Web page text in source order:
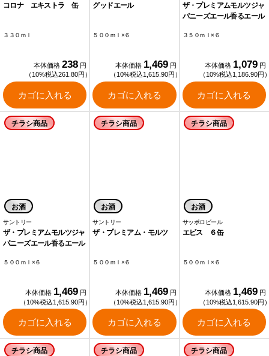
コロナ エキストラ 缶
３３０ｍｌ
本体価格 238 円
（10%税込261.80円）
カゴに入れる
グッドエール
５００ｍｌ×６
本体価格 1,469 円
（10%税込1,615.90円）
カゴに入れる
ザ・プレミアムモルツジャ
パニーズエール香るエール
３５０ｍｌ×６
本体価格 1,079 円
（10%税込1,186.90円
カゴに入れる
チラシ商品
お酒
サントリー
ザ・プレミアムモルツジャ
パニーズエール香るエール
５００ｍｌ×６
本体価格 1,469 円
（10%税込1,615.90円）
カゴに入れる
チラシ商品
お酒
サントリー
ザ・プレミアム・モルツ
５００ｍｌ×６
本体価格 1,469 円
（10%税込1,615.90円）
カゴに入れる
チラシ商品
お酒
サッポロビール
エビス ６缶
５００ｍｌ×６
本体価格 1,469 円
（10%税込1,615.90円
カゴに入れる
チラシ商品 チラシ商品 チラシ商品